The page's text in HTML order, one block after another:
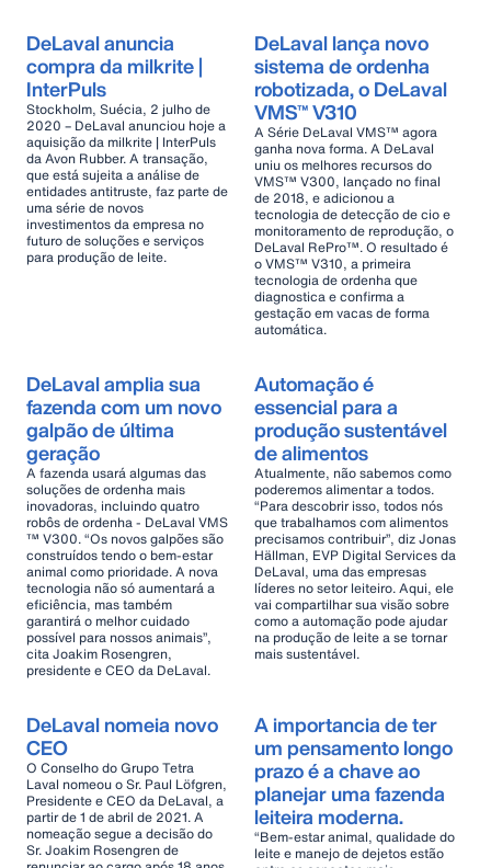
DeLaval anuncia
compra da milkrite |
InterPuls
Stockholm, Suécia, 2 julho de
2020 – DeLaval anunciou hoje a
aquisição da milkrite | InterPuls
da Avon Rubber. A transação,
que está sujeita a análise de
entidades antitruste, faz parte de
uma série de novos
investimentos da empresa no
futuro de soluções e serviços
para produção de leite.
DeLaval lança novo
sistema de ordenha
robotizada, o DeLaval
VMS™ V310
A Série DeLaval VMS™ agora
ganha nova forma. A DeLaval
uniu os melhores recursos do
VMS™ V300, lançado no final
de 2018, e adicionou a
tecnologia de detecção de cio e
monitoramento de reprodução, o
DeLaval RePro™. O resultado é
o VMS™ V310, a primeira
tecnologia de ordenha que
diagnostica e confirma a
gestação em vacas de forma
automática.
DeLaval amplia sua
fazenda com um novo
galpão de última
geração
A fazenda usará algumas das
soluções de ordenha mais
inovadoras, incluindo quatro
robôs de ordenha - DeLaval VMS
™ V300. “Os novos galpões são
construídos tendo o bem-estar
animal como prioridade. A nova
tecnologia não só aumentará a
eficiência, mas também
garantirá o melhor cuidado
possível para nossos animais”,
cita Joakim Rosengren,
presidente e CEO da DeLaval.
Automação é
essencial para a
produção sustentável
de alimentos
Atualmente, não sabemos como
poderemos alimentar a todos.
“Para descobrir isso, todos nós
que trabalhamos com alimentos
precisamos contribuir”, diz Jonas
Hällman, EVP Digital Services da
DeLaval, uma das empresas
líderes no setor leiteiro. Aqui, ele
vai compartilhar sua visão sobre
como a automação pode ajudar
na produção de leite a se tornar
mais sustentável.
DeLaval nomeia novo
CEO
O Conselho do Grupo Tetra
Laval nomeou o Sr. Paul Löfgren,
Presidente e CEO da DeLaval, a
partir de 1 de abril de 2021. A
nomeação segue a decisão do
Sr. Joakim Rosengren de
A importancia de ter
um pensamento longo
prazo é a chave ao
planejar uma fazenda
leiteira moderna.
“Bem-estar animal, qualidade do
leite e manejo de dejetos estão